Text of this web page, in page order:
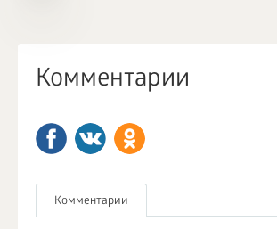
Комментарии
Комментарии